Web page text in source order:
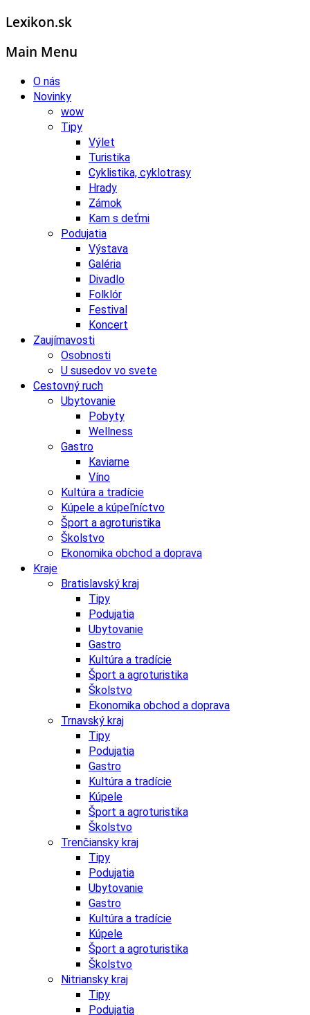
Lexikon.sk
Main Menu
O nás
Novinky
wow
Tipy
Výlet
Turistika
Cyklistika, cyklotrasy
Hrady
Zámok
Kam s deťmi
Podujatia
Výstava
Galéria
Divadlo
Folklór
Festival
Koncert
Zaujímavosti
Osobnosti
U susedov vo svete
Cestovný ruch
Ubytovanie
Pobyty
Wellness
Gastro
Kaviarne
Víno
Kultúra a tradície
Kúpele a kúpeľníctvo
Šport a agroturistika
Školstvo
Ekonomika obchod a doprava
Kraje
Bratislavský kraj
Tipy
Podujatia
Ubytovanie
Gastro
Kultúra a tradície
Šport a agroturistika
Školstvo
Ekonomika obchod a doprava
Trnavský kraj
Tipy
Podujatia
Gastro
Kultúra a tradície
Kúpele
Šport a agroturistika
Školstvo
Trenčiansky kraj
Tipy
Podujatia
Ubytovanie
Gastro
Kultúra a tradície
Kúpele
Šport a agroturistika
Školstvo
Nitriansky kraj
Tipy
Podujatia